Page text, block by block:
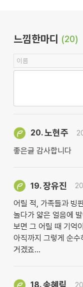
느낌한마디 (20)
20.노현주
좋은글 감사합니다
19.장유진
어릴 적, 가족들과 빙
놀다가 얇은 얼음에
보면 그 어릴 때 기억
아직까지 그렇게 순
거겠죠...
18.송혜림